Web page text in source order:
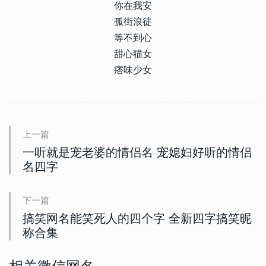
你在我安
孤街浪徒
等不到心
甜心猫女
痞味少女
上一篇
一听就是宠老婆的情侣名 宠媳妇好听的情侣
名四字
下一篇
搞笑网名能笑死人的四个字 全新四字搞笑昵
称合集